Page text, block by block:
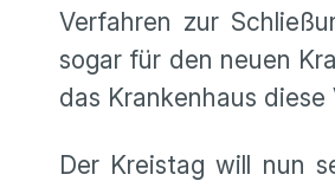
Verfahren zur
sogar für den neuen
das Krankenhaus
Der Kreistag will nun